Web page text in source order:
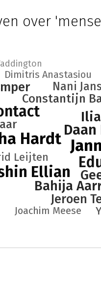
over
Hardt
Ellian
Bahija
Jeroen
Constantijn
Nani
Leijten
Joachim Meese
Dimitris Anastasiou